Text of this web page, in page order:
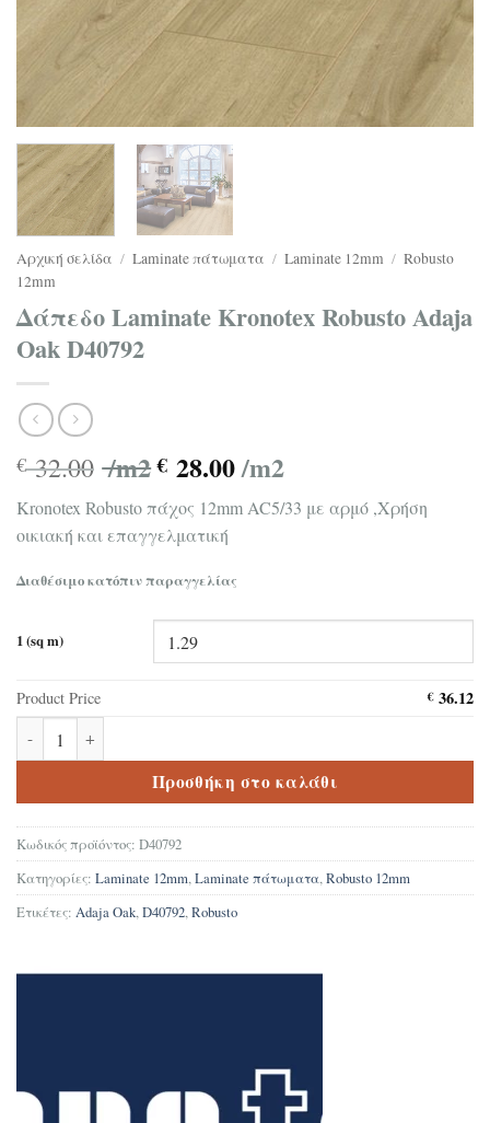
Αρχική σελίδα / Laminate πάτωματα / Laminate 12mm / Robusto
12mm
Δάπεδο Laminate Kronotex Robusto Adaja
Oak D40792
€32.00 /m2 € 28.00/m2
Kronotex Robusto πάχος 12mm AC5/33 με αρμό ,Χρήση
οικιακή και επαγγελματική
Διαθέσιμο κατόπιν παραγγελίας
1 (sq m)
Product Price €36.12
Προσθήκη στο καλάθι
Κωδικός προϊόντος: D40792
Κατηγορίες: Laminate 12mm,Laminate πάτωματα,Robusto 12mm
Ετικέτες: Adaja Oak,D40792,Robusto